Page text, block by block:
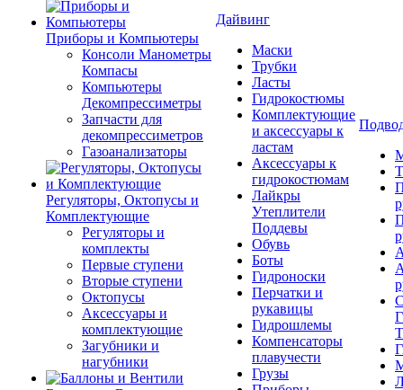
Приборы и Компьютеры
Консоли Манометры
Компасы
Компьютеры
Декомпрессиметры
Запчасти для
декомпрессиметров
Газоанализаторы
Регуляторы, Октопусы и
Комплектующие
Регуляторы и
комплекты
Первые ступени
Вторые ступени
Октопусы
Аксессуары и
комплектующие
Загубники и
нагубники
Дайвинг
Маски
Трубки
Ласты
Гидрокостюмы
Комплектующие
и аксессуары к
ластам
Аксессуары к
гидрокостюмам
Лайкры
Утеплители
Поддевы
Обувь
Боты
Гидроноски
Перчатки и
рукавицы
Гидрошлемы
Компенсаторы
плавучести
Грузы